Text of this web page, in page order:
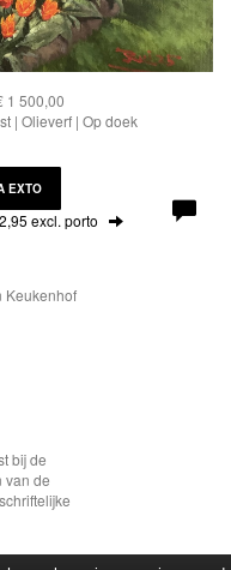
1 500,00
| Olieverf | Op doek
EXTO
excl. porto
Keukenhof
bij de
van de